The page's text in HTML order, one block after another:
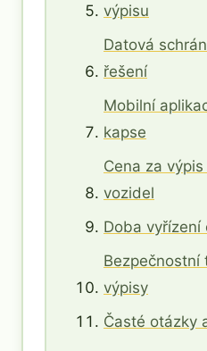
výpisu
Datová
řešení
Mobilní
kapse
Cena za
vozidel
Doba vyřízení
Bezpečnostní
výpisy
Časté otázky